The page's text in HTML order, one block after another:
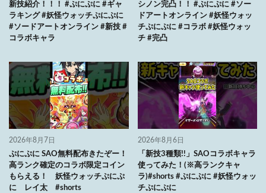
新技紹介！！！ #ぷにぷに #ギャ
ラキング #妖怪ウォッチぷにぷに
#ソードアートオンライン #新技 #
コラボキャラ
シノン完凸！！ #ぷにぷに #ソー
ドアートオンライン #妖怪ウォッ
チぷにぷに #コラボ #妖怪ウォッ
チ #完凸
2026年8月7日
ぷにぷに SAO無料配布きたぞー！
高ランク確定のコラボ限定コイン
もらえる！ 妖怪ウォッチぷにぷ
に レイ太 #shorts
2026年8月6日
「新技3種類!!」SAOコラボキャラ
使ってみた！(※高ランクキャ
ラ)#shorts #ぷにぷに #妖怪ウォッ
チぷにぷに